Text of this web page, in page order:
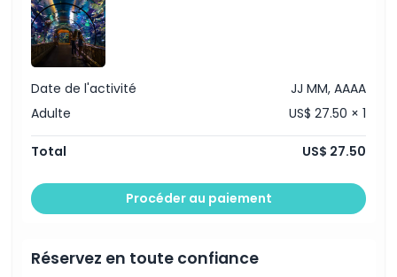
Points forts
Inclus
Politique enfant/adulte
Exclus
Date de l'activité
JJ MM, AAAA
Adulte
US$ 27.50 × 1
Total US$ 27.50
Procéder au paiement
Réservez en toute confiance